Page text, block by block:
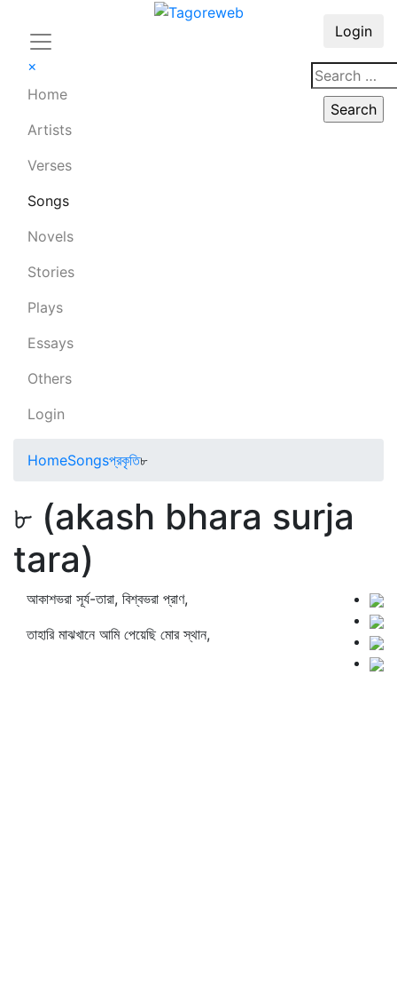
×
Home
Artists
Verses
Songs
Novels
Stories
Plays
Essays
Others
Login
Login
HomeSongsপ্রকৃতি৮
৮ (akash bhara surja
tara)
আকাশভরা সূর্য-তারা, বিশ্বভরা প্রাণ,
তাহারি মাঝখানে আমি পেয়েছি মোর স্থান,